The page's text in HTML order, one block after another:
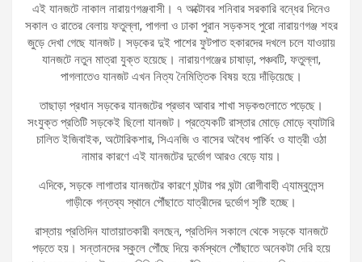
এই যানজটে নাকাল নারায়ণগঞ্জবাসী। ৭ অক্টোবর শনিবার সরকারি বন্ধের দিনেও
সকাল ও রাতের বেলায় ফতুল্লা, পাগলা ও ঢাকা পুরান সড়কসহ পুরো নারায়ণগঞ্জ শহর
জুড়ে দেখা গেছে যানজট। সড়কের দুই পাশের ফুটপাত হকারদের দখলে চলে যাওয়ায়
যানজটে নতুন মাত্রা যুক্ত হয়েছে। নারায়ণগঞ্জের চাষাড়া, পঞ্চবটি, ফতুল্লা,
পাগলাতেও যানজট এখন নিত্য নৈমিত্তিক বিষয় হয়ে দাঁড়িয়েছে।
তাছাড়া প্রধান সড়কের যানজটের প্রভাব আবার শাখা সড়কগুলোতে পড়েছে।
সংযুক্ত প্রতিটি সড়কেই ছিলো যানজট। প্রত্যেকটি রাস্তার মোড়ে মোড়ে ব্যাটারি
চালিত ইজিবাইক, অটোরিকশার, সিএনজি ও বাসের অবৈধ পার্কিং ও যাত্রী ওঠা
নামার কারণে এই যানজটের দুর্ভোগ আরও বেড়ে যায়।
এদিকে, সড়কে লাগাতার যানজটের কারণে ঘন্টার পর ঘন্টা রোগীবাহী এ্যাম্বুলেন্স
গাড়ীকে গন্তব্য স্থানে পৌঁছাতে যাত্রীদের দুর্ভোগ সৃষ্টি হচ্ছে।
রাস্তায় প্রতিদিন যাতায়াতকারী বলছেন, প্রতিদিন সকালে থেকে সড়কে যানজটে
পড়তে হয়। সন্তানদের স্কুলে পৌঁছে দিয়ে কর্মস্থলে পৌঁছাতে অনেকটা দেরি হয়ে